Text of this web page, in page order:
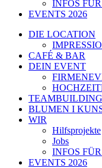
INFOS
EVENTS 2026
DIE LOCATION
CAFÉ & BAR
DEIN EVENT
BLUMEN I
WIR
Hilfsprojekte
Jobs
INFOS
EVENTS 2026